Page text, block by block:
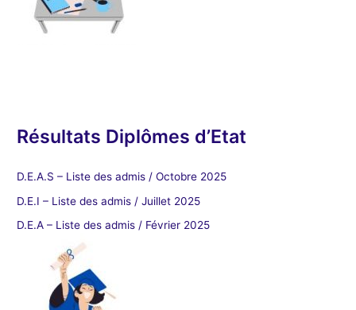
Résultats Diplômes d’Etat
D.E.A.S – Liste des admis / Octobre 2025
D.E.I – Liste des admis / Juillet 2025
D.E.A – Liste des admis / Février 2025